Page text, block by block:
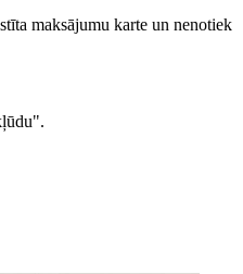
maksājumu karte un nenotiek